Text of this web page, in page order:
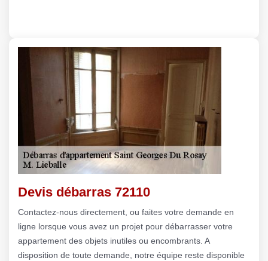
Devis débarras 72110
Contactez-nous directement, ou faites votre demande en
ligne lorsque vous avez un projet pour débarrasser votre
appartement des objets inutiles ou encombrants. A
disposition de toute demande, notre équipe reste disponible